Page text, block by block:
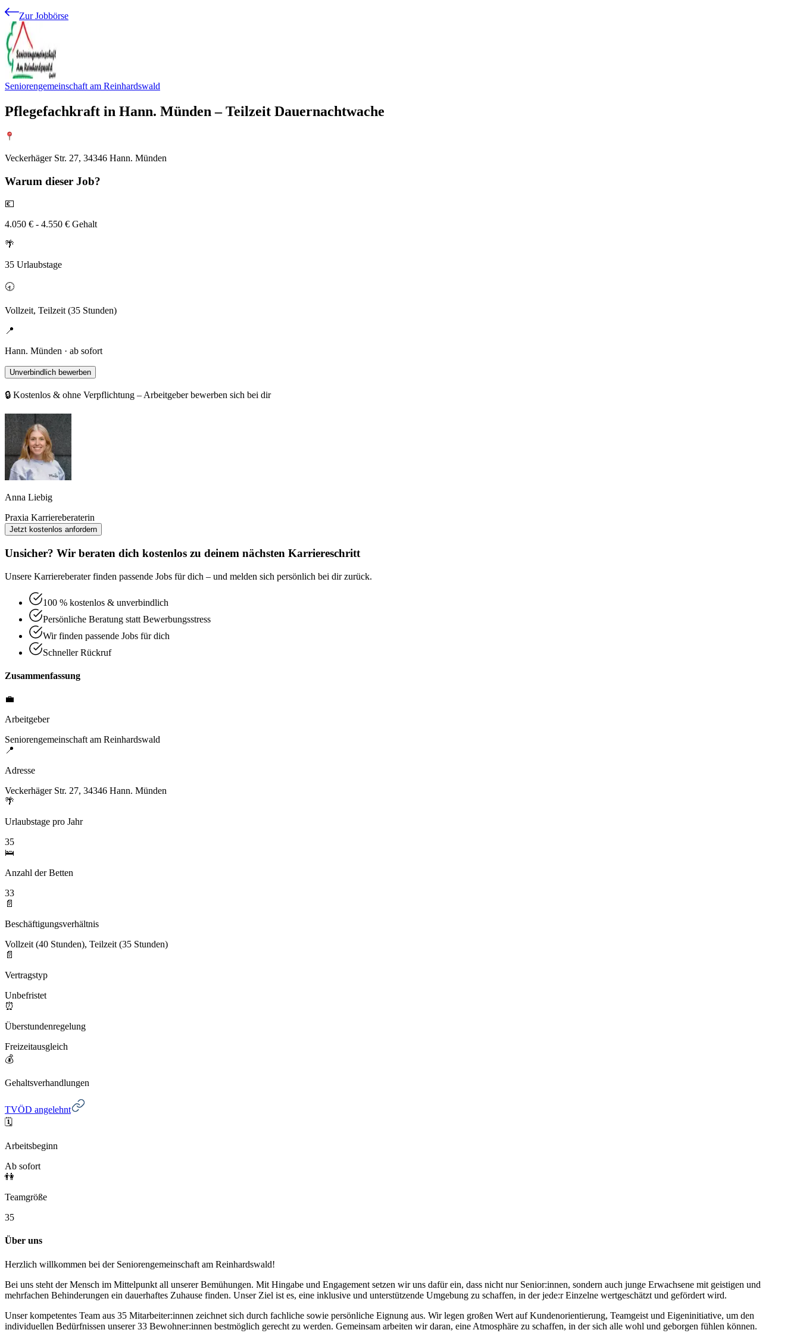
Zur Jobbörse
Seniorengemeinschaft am Reinhardswald
Pflegefachkraft in Hann. Münden – Teilzeit Dauernachtwache
Veckerhäger Str. 27, 34346 Hann. Münden
Warum dieser Job?
💶
4.050 € - 4.550 € Gehalt
🌴
35 Urlaubstage
🕣
Vollzeit, Teilzeit (35 Stunden)
📍
Hann. Münden · ab sofort
Unverbindlich bewerben
🔒 Kostenlos & ohne Verpflichtung – Arbeitgeber bewerben sich bei dir
Anna Liebig
Praxia Karriereberaterin
Jetzt kostenlos anfordern
Unsicher? Wir beraten dich kostenlos zu deinem nächsten Karriereschritt
Unsere Karriereberater finden passende Jobs für dich – und melden sich persönlich bei dir zurück.
100 % kostenlos & unverbindlich
Persönliche Beratung statt Bewerbungsstress
Wir finden passende Jobs für dich
Schneller Rückruf
Zusammenfassung
💼
Arbeitgeber
Seniorengemeinschaft am Reinhardswald
📍
Adresse
Veckerhäger Str. 27, 34346 Hann. Münden
🌴
Urlaubstage pro Jahr
35
🛌
Anzahl der Betten
33
📄
Beschäftigungsverhältnis
Vollzeit (40 Stunden), Teilzeit (35 Stunden)
📄
Vertragstyp
Unbefristet
⏰
Überstundenregelung
Freizeitausgleich
💰
Gehaltsverhandlungen
TVÖD angelehnt
🗓️
Arbeitsbeginn
Ab sofort
👫
Teamgröße
35
Über uns
Herzlich willkommen bei der Seniorengemeinschaft am Reinhardswald!
Bei uns steht der Mensch im Mittelpunkt all unserer Bemühungen. Mit Hingabe und Engagement setzen wir uns dafür ein, dass nicht nur Senior:innen, sondern auch junge Erwachsene mit geistigen und
mehrfachen Behinderungen ein dauerhaftes Zuhause finden. Unser Ziel ist es, eine inklusive und unterstützende Umgebung zu schaffen, in der jede:r Einzelne wertgeschätzt und gefördert wird.
Unser kompetentes Team aus 35 Mitarbeiter:innen zeichnet sich durch fachliche sowie persönliche Eignung aus. Wir legen großen Wert auf Kundenorientierung, Teamgeist und Eigeninitiative, um den
individuellen Bedürfnissen unserer 33 Bewohner:innen bestmöglich gerecht zu werden. Gemeinsam arbeiten wir daran, eine Atmosphäre zu schaffen, in der sich alle wohl und geborgen fühlen können.